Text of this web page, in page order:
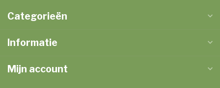
Categorieën
Informatie
Mijn account